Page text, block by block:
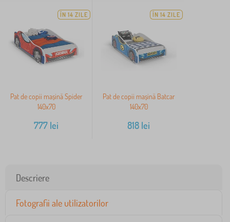
ÎN 14 ZILE
Pat de copii mașină Spider
140x70
777 lei
ÎN 14 ZILE
Pat de copii mașină Batcar
140x70
818 lei
Descriere
Fotografii ale utilizatorilor